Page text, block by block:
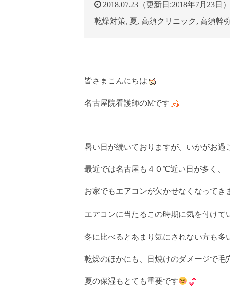
2018.07.23（更新日:2018年7月23日）
乾燥対策, 夏, 高須クリニック , 高須幹
皆さまこんにちは
名古屋院看護師のMです
暑い日が続いておりますが、いかがお過
最近では名古屋も４０℃近い日が多く、
お家でもエアコンが欠かせなくなってき
エアコンに当たるこの時期に気を付けて
冬に比べるとあまり気にされない方も多
乾燥のほかにも、日焼けのダメージで毛
夏の保湿もとても重要です